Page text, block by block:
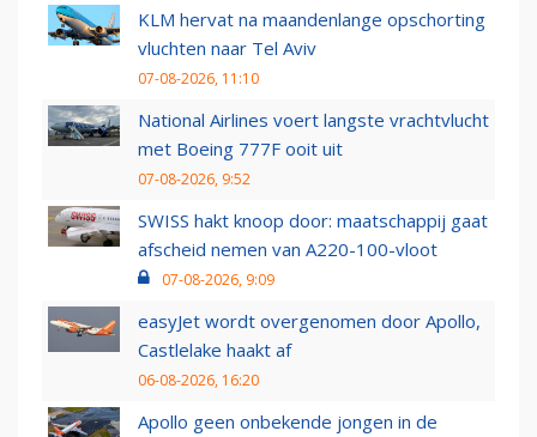
KLM hervat na maandenlange opschorting
vluchten naar Tel Aviv
07-08-2026, 11:10
National Airlines voert langste vrachtvlucht
met Boeing 777F ooit uit
07-08-2026, 9:52
SWISS hakt knoop door: maatschappij gaat
afscheid nemen van A220-100-vloot
07-08-2026, 9:09
easyJet wordt overgenomen door Apollo,
Castlelake haakt af
06-08-2026, 16:20
Apollo geen onbekende jongen in de